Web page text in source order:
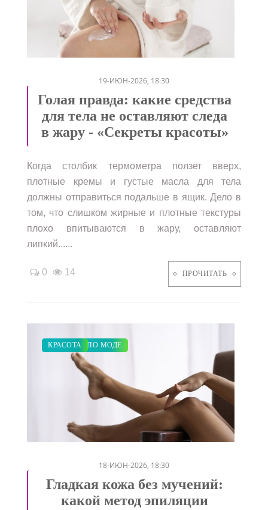
19-ИЮН-2026, 18:30
Голая правда: какие средства
для тела не оставляют следа
в жару - «Секреты красоты»
Когда столбик термометра ползет вверх,
плотные кремы и густые масла для тела
должны отправиться подальше в ящик. Дело в
том, что слишком жирные и плотные текстуры
плохо впитываются в жару, оставляют
липкий......
0 14 ПРОЧИТАТЬ
ЗАКУПКИ ПО МОДЕ
КРАСОТА
18-ИЮН-2026, 18:30
Гладкая кожа без мучений:
какой метод эпиляции